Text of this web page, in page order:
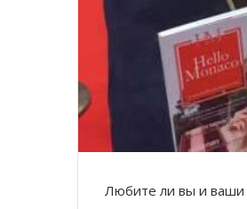
Любите ли вы и ваши